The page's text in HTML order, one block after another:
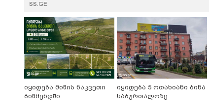
SS.GE
იყიდება მიწის ნაკვეთი
ბიწმენდში
იყიდება 5 ოთახიანი ბინა
საბურთალოზე